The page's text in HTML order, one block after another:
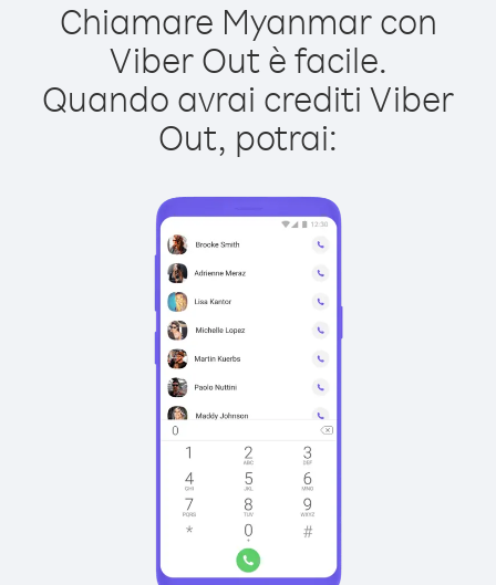
Chiamare Myanmar con
Viber Out è facile.
Quando avrai crediti Viber
Out, potrai: